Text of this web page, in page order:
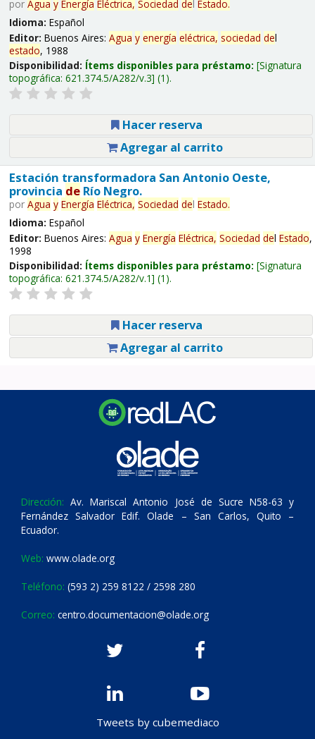
por Agua y Energía Eléctrica, Sociedad del Estado.
Idioma: Español
Editor: Buenos Aires: Agua y energía eléctrica, sociedad del
estado, 1988
Disponibilidad: Ítems disponibles para préstamo: Signatura
topográfica: 621.374.5/A282/v.3 (1).
Hacer reserva
Agregar al carrito
Estación transformadora San Antonio Oeste,
provincia deRío Negro.
por Agua y Energía Eléctrica, Sociedad del Estado.
Idioma: Español
Editor: Buenos Aires: Agua y Energía Eléctrica, Sociedad del Estado,
1998
Disponibilidad: Ítems disponibles para préstamo: Signatura
topográfica: 621.374.5/A282/v.1 (1).
Hacer reserva
Agregar al carrito
Dirección: Av. Mariscal Antonio José de Sucre N58-63 y
Fernández Salvador Edif. Olade – San Carlos, Quito –
Ecuador.
Web: www.olade.org
Teléfono: (593 2) 259 8122 / 2598 280
Correo: centro.documentacion@olade.org
Tweets by cubemediaco